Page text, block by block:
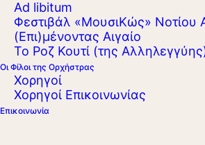
Ad libitum
Φεστιβάλ «ΜουσιΚώς» Νοτίου
(Επι)μένοντας Αιγαίο
Το Ροζ Κουτί (της
Οι Φίλοι της Ορχήστρας
Χορηγοί
Χορηγοί Επικοινωνίας
Επικοινωνία